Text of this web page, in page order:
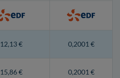
12,13 € 0,2001 €
15,86 € 0,2001 €